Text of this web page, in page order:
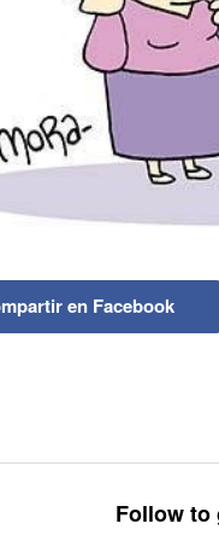
en Facebook
Follow to